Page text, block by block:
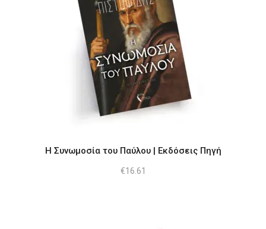
Η Συνωμοσία του Παύλου | Εκδόσεις Πηγή
€16.61